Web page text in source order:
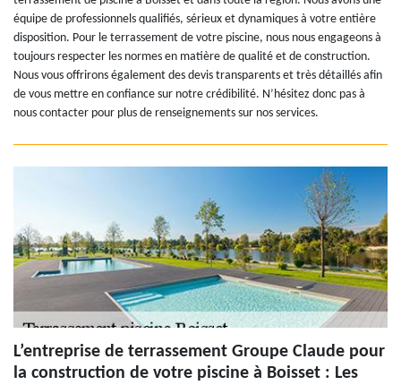
équipe de professionnels qualifiés, sérieux et dynamiques à votre entière
disposition. Pour le terrassement de votre piscine, nous nous engageons à
toujours respecter les normes en matière de qualité et de construction.
Nous vous offrirons également des devis transparents et très détaillés afin
de vous mettre en confiance sur notre crédibilité. N’hésitez donc pas à
nous contacter pour plus de renseignements sur nos services.
L’entreprise de terrassement Groupe Claude pour
la construction de votre piscine à Boisset : Les